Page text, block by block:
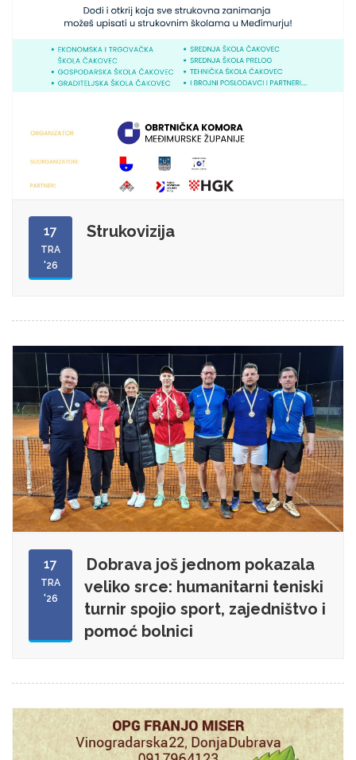
17
TRA
'26
Strukovizija
17
TRA
'26
Dobrava još jednom pokazala
veliko srce: humanitarni teniski
turnir spojio sport, zajedništvo i
pomoć bolnici